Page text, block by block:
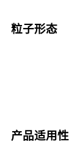
粒子形态
产品适用性